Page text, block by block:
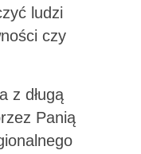
ludzi
czy
z długą
Panią